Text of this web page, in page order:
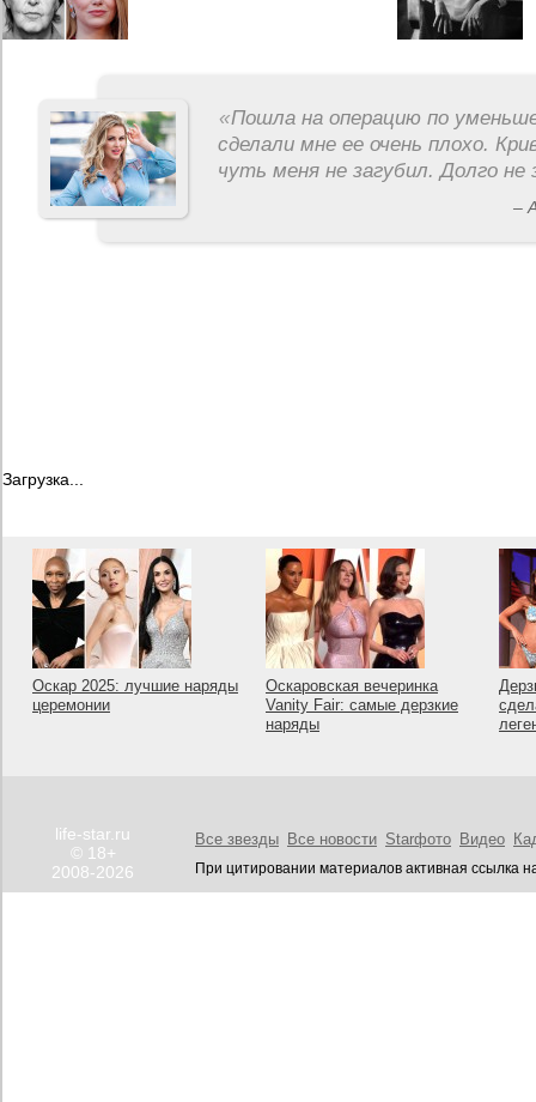
«Пошла на операцию по
сделали мне ее очень плохо.
чуть меня не загубил. Долго не
–
Загрузка...
Оскар 2025: лучшие наряды
церемонии
Оскаровская вечеринка
Vanity Fair: самые дерзкие
наряды
life-star.ru
© 18+
2008-2026
Все звезды Все новости Starфото Видео
При цитировании материалов активная ссылка